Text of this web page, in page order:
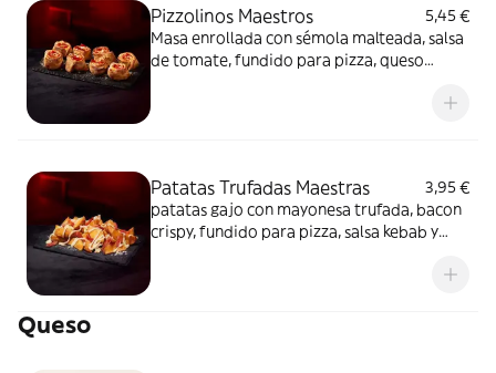
Pizzolinos Maestros
5,45 €
Masa enrollada con sémola malteada, salsa
de tomate, fundido para pizza, queso
Patatas Trufadas Maestras
3,95 €
patatas gajo con mayonesa trufada, bacon
crispy, fundido para pizza, salsa kebab y
Queso